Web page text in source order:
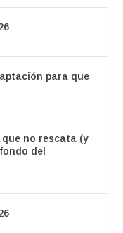
para que
no rescata (y
del